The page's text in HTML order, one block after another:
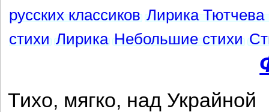
русских классиков Лирика Тютчева
стихи Лирика Небольшие стихи
Тихо, мягко, над Украйной